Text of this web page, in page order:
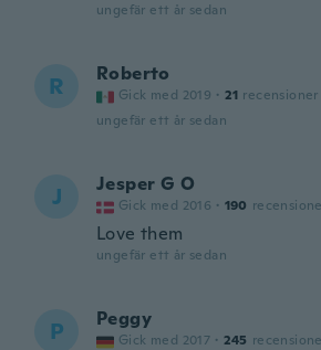
ungefär ett år sedan
R Roberto
Gick med 2019 · 21 recensioner
ungefär ett år sedan
J Jesper G O
Gick med 2016 · 190
Love them
ungefär ett år sedan
P Peggy
Gick med 2017 · 245